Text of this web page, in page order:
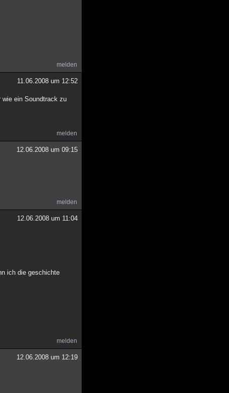
melden
11.06.2008 um 12:52
wie ein Soundtrack zu
melden
12.06.2008 um 09:15
melden
12.06.2008 um 11:04
ich die geschichte
melden
12.06.2008 um 12:19